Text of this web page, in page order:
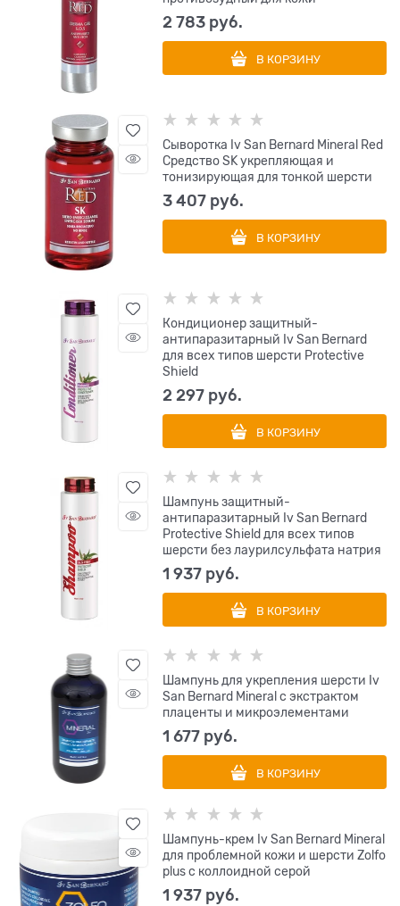
2 783 руб.
В КОРЗИНУ
Сыворотка Iv San Bernard Mineral Red
Средство SK укрепляющая и
тонизирующая для тонкой шерсти
3 407 руб.
В КОРЗИНУ
Кондиционер защитный-
антипаразитарный Iv San Bernard
для всех типов шерсти Protective
Shield
2 297 руб.
В КОРЗИНУ
Шампунь защитный-
антипаразитарный Iv San Bernard
Protective Shield для всех типов
шерсти без лаурилсульфата натрия
1 937 руб.
В КОРЗИНУ
Шампунь для укрепления шерсти Iv
San Bernard Mineral с экстрактом
плаценты и микроэлементами
1 677 руб.
В КОРЗИНУ
Шампунь-крем Iv San Bernard Mineral
для проблемной кожи и шерсти Zolfo
plus с коллоидной серой
1 937 руб.